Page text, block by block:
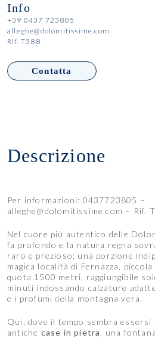
Info
+39 0437 723805
alleghe@dolomitissime.com
Rif. T388
Contatta
Descrizione
Per informazioni: 0437723805 –
alleghe@dolomitissime.com – Rif.
Nel cuore più autentico delle
fa profondo e la natura regna
raro e prezioso: una porzione
magica località di Fernazza,
quota 1500 metri, raggiungibile
minuti indossando calzature
e i profumi della montagna vera.
Qui, dove il tempo sembra
antiche case in pietra
, una